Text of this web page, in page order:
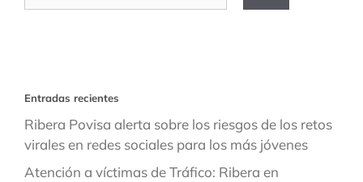
Entradas recientes
Ribera Povisa alerta sobre los riesgos de los retos
virales en redes sociales para los más jóvenes
Atención a víctimas de Tráfico: Ribera en